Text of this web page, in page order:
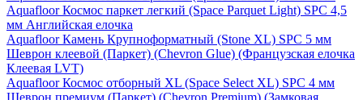
Aquafloor Космос паркет легкий (Space Parquet Light) SPC 4,5
мм Английская елочка
Aquafloor Камень Крупноформатный (Stone XL) SPC 5 мм
Шеврон клеевой (Паркет) (Chevron Glue) (Французская елочка
Клеевая LVT)
Aquafloor Космос отборный XL (Space Select XL) SPC 4 мм
Шеврон премиум (Паркет) (Chevron Premium) (Замковая